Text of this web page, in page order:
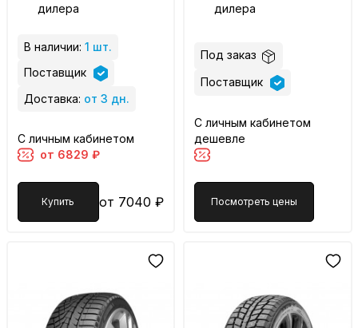
дилера
В наличии: 1 шт.
Поставщик
Доставка: от 3 дн.
С личным кабинетом
от 6829 ₽
Купить от 7040 ₽
дилера
Под заказ
Поставщик
С личным кабинетом
дешевле
Посмотреть цены